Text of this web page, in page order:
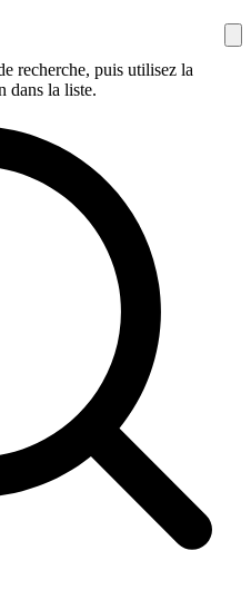
recherche, puis utilisez la
dans la liste.